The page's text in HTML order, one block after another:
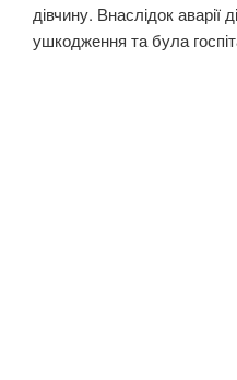
дівчину. Внаслідок аварії
ушкодження та була